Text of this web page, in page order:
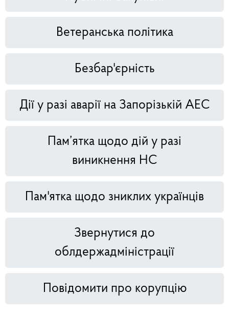
Ветеранська політика
Безбар'єрність
Дії у разі аварії на Запорізькій АЕС
Пам’ятка щодо дій у разі
виникнення НС
Пам'ятка щодо зниклих українців
Звернутися до
облдержадміністрації
Повідомити про корупцію